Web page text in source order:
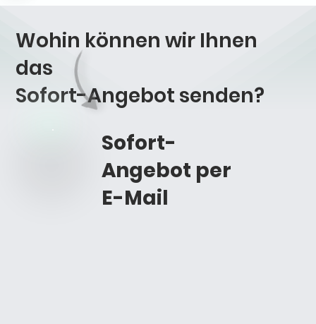
Wohin können wir Ihnen
das
Sofort-Angebot senden?
Sofort-
Angebot per
E-Mail